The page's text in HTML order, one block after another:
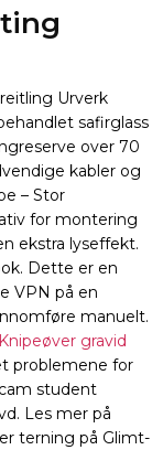
Urverk
safirglass
over 70
kabler og
– Stor
for montering
ekstra lyseffekt.
Dette er en
VPN på en
manuelt.
Knipeøver gravid
problemene for
student
Les mer på
terning på Glimt-